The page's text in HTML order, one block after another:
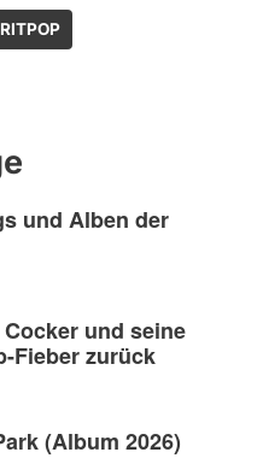
und Alben der
und seine
Fieber zurück
(Album 2026)